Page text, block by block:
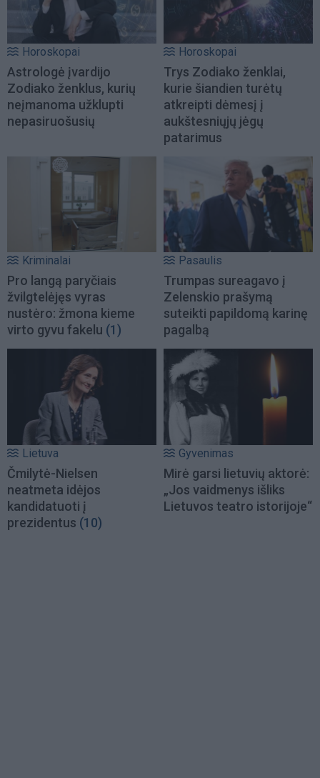
Horoskopai
Astrologė įvardijo
Zodiako ženklus, kurių
neįmanoma užklupti
nepasiruošusių
Horoskopai
Trys Zodiako ženklai,
kurie šiandien turėtų
atkreipti dėmesį į
aukštesniųjų jėgų
patarimus
Kriminalai
Pro langą paryčiais
žvilgtelėjęs vyras
nustėro: žmona kieme
virto gyvu fakelu (1)
Pasaulis
Trumpas sureagavo į
Zelenskio prašymą
suteikti papildomą karinę
pagalbą
Lietuva
Čmilytė-Nielsen
neatmeta idėjos
kandidatuoti į
prezidentus (10)
Gyvenimas
Mirė garsi lietuvių aktorė:
„Jos vaidmenys išliks
Lietuvos teatro istorijoje“